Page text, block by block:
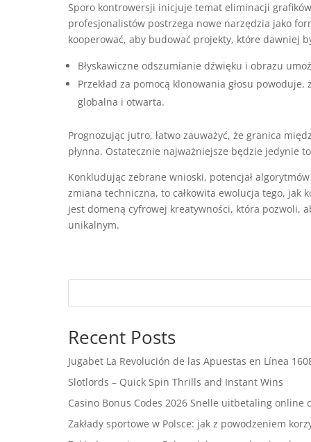
Sporo kontrowersji inicjuje temat eliminacji
profesjonalistów postrzega nowe narzędzia jako
kooperować, aby budować projekty, które dawniej
Błyskawiczne odszumianie dźwięku i obrazu
Przekład za pomocą klonowania głosu
globalna i otwarta.
Prognozując jutro, łatwo zauważyć, że granica
płynna. Ostatecznie najważniejsze będzie jedynie
Konkludując zebrane wnioski, potencjał
zmiana techniczna, to całkowita ewolucja tego,
jest domeną cyfrowej kreatywności, która pozwoli,
unikalnym.
Recent Posts
Jugabet La Revolución de las Apuestas en Línea
Slotlords – Quick Spin Thrills and Instant Wins
Casino Bonus Codes 2026 Snelle uitbetaling
Zakłady sportowe w Polsce: jak z powodzeniem